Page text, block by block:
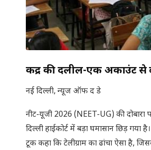
केंद्र की दलील-एक अकाउंट से
नई दिल्ली, न्यूज ऑफ द डे
नीट-यूजी 2026 (NEET-UG) की
दिल्ली हाईकोर्ट में बड़ा घमासान छिड़
टूक कहा कि टेलीग्राम का ढांचा ऐसा है,